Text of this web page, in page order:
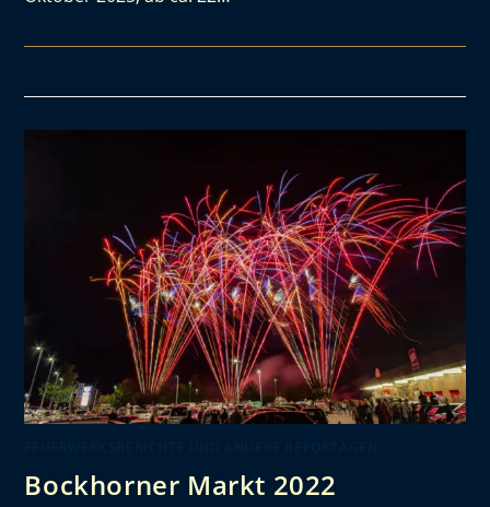
Bockhorner Markt 2022